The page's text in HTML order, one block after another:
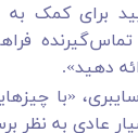
برای کمک به
تماس‌گیرنده
دهید».
«با
عادی به نظر